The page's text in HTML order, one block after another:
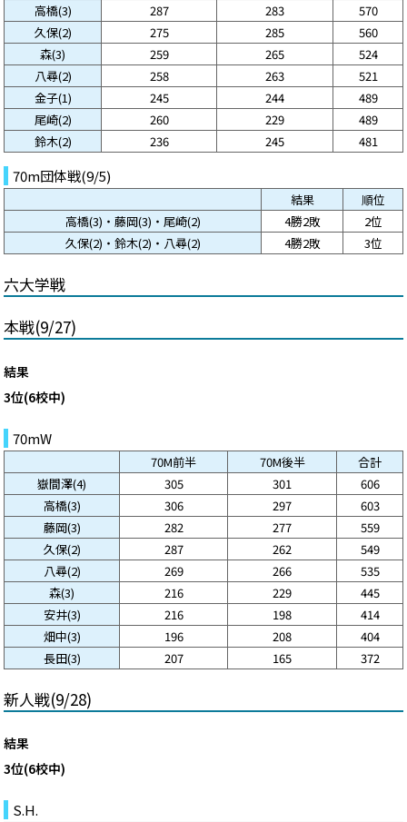
高橋(3)
287 283
570
久保(2)
275 285
560
森(3)
259 265
524
八尋(2)
258 263
521
金子(1)
245 244
489
尾崎(2)
260 229
489
鈴木(2)
236 245 481
70m団体戦(9/5)
結果
順位
高橋(3)・藤岡(3)・尾崎(2)
4勝2敗
2位
久保(2)・鈴木(2)・八尋(2)
4勝2敗 3位
六大学戦
本戦(9/27)
結果
3位(6校中)
70mW
70M前半 70M後半
合計
嶽間澤(4)
305 301
606
高橋(3)
306 297
603
藤岡(3)
282 277
559
久保(2)
287 262
549
八尋(2)
269 266
535
森(3)
216 229
445
安井(3)
216 198
414
畑中(3)
196 208
404
長田(3)
207 165 372
新人戦(9/28)
結果
3位(6校中)
S.H.